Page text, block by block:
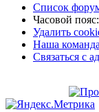
Список
Часовой пояс:
Удалить
Наша команда
Связаться с